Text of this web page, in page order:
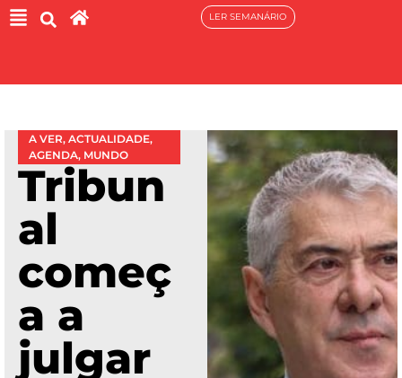
LER SEMANÁRIO
A VER, ACTUALIDADE,
AGENDA, MUNDO
Tribun
al
começ
a a
julgar